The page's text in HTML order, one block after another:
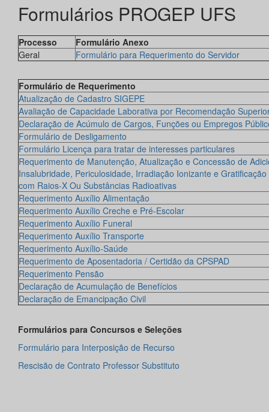
Formulários PROGEP UFS
Processo
Formulário Anexo
Geral
Formulário para Requerimento do Servidor
Formulário de Requerimento
Atualização de Cadastro SIGEPE
Avaliação de Capacidade Laborativa por Recomendação
Declaração de Acúmulo de Cargos, Funções ou Empregos
Formulário de Desligamento
Formulário Licença para tratar de interesses particulares
Requerimento de Manutenção, Atualização e Concessão de
Insalubridade, Periculosidade, Irradiação Ionizante e
com Raios-X Ou Substâncias Radioativas
Requerimento Auxílio Alimentação
Requerimento Auxílio Creche e Pré-Escolar
Requerimento Auxílio Funeral
Requerimento Auxílio Transporte
Requerimento Auxílio-Saúde
Requerimento de Aposentadoria / Certidão da CPSPAD
Requerimento Pensão
Declaração de Acumulação de Benefícios
Declaração de Emancipação Civil
Formulários para Concursos e Seleções
Formulário para Interposição de Recurso
Rescisão de Contrato Professor Substituto